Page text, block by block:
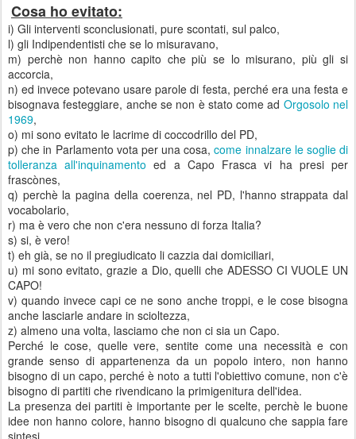
Cosa ho evitato:
i) Gli interventi sconclusionati, pure scontati, sul palco,
l) gli Indipendentisti che se lo misuravano,
m) perchè non hanno capito che più se lo misurano, più gli si
accorcia,
n) ed invece potevano usare parole di festa, perché era una festa e
bisognava festeggiare, anche se non è stato come ad Orgosolo nel
1969,
o) mi sono evitato le lacrime di coccodrillo del PD,
p) che in Parlamento vota per una cosa,come innalzare le soglie di
tolleranza all'inquinamento ed a Capo Frasca vi ha presi per
frascònes,
q) perchè la pagina della coerenza, nel PD, l'hanno strappata dal
vocabolario,
r) ma è vero che non c'era nessuno di forza Italia?
s) si, è vero!
t) eh già, se no il pregiudicato li cazzia dai domiciliari,
u) mi sono evitato, grazie a Dio, quelli che ADESSO CI VUOLE UN
CAPO!
v) quando invece capi ce ne sono anche troppi, e le cose bisogna
anche lasciarle andare in scioltezza,
z) almeno una volta, lasciamo che non ci sia un Capo.
Perché le cose, quelle vere, sentite come una necessità e con
grande senso di appartenenza da un popolo intero, non hanno
bisogno di un capo, perché è noto a tutti l'obiettivo comune, non c'è
bisogno di partiti che rivendicano la primigenitura dell'idea.
La presenza dei partiti è importante per le scelte, perchè le buone
idee non hanno colore, hanno bisogno di qualcuno che sappia fare